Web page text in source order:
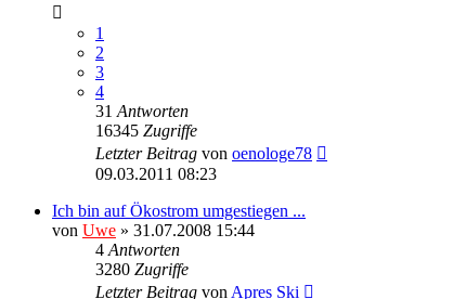
1
2
3
4
31 Antworten
16345 Zugriffe
Letzter Beitrag von oenologe78
09.03.2011 08:23
Ich bin auf Ökostrom umgestiegen ...
von Uwe » 31.07.2008 15:44
4 Antworten
3280 Zugriffe
Letzter Beitrag von Apres Ski